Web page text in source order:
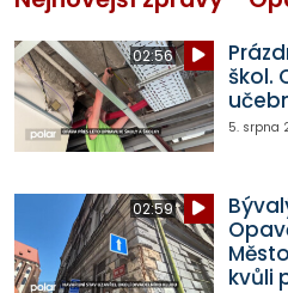
02:56
škol.
5. srpna
02:59
kvůli